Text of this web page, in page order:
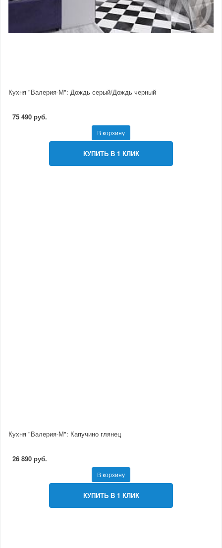
Кухня "Валерия-М": Дождь серый/Дождь черный
75 490 руб.
В корзину
КУПИТЬ В 1 КЛИК
Кухня "Валерия-М": Капучино глянец
26 890 руб.
В корзину
КУПИТЬ В 1 КЛИК